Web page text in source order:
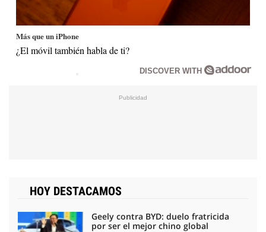
Más que un iPhone
¿El móvil también habla de ti?
DISCOVER WITH
HOY DESTACAMOS
Geely contra BYD: duelo fratricida
por ser el mejor chino global